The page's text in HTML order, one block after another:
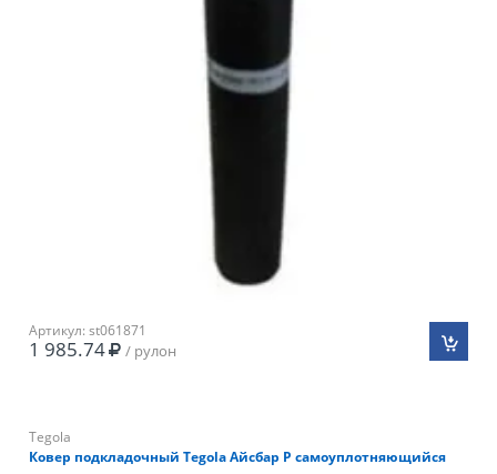
Артикул: st061871
1 985.74 / рулон
Tegola
Ковер подкладочный Tegola Айсбар Р самоуплотняющийся